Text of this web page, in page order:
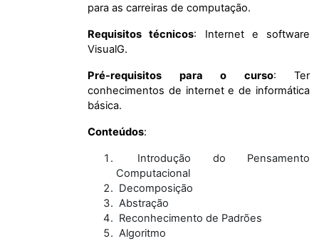
para as carreiras de computação.
Requisitos técnicos: Internet e software
VisualG.
Pré-requisitos para o curso: Ter
conhecimentos de internet e de informática
básica.
Conteúdos:
Introdução do Pensamento
Computacional
Decomposição
Abstração
Reconhecimento de Padrões
Algoritmo